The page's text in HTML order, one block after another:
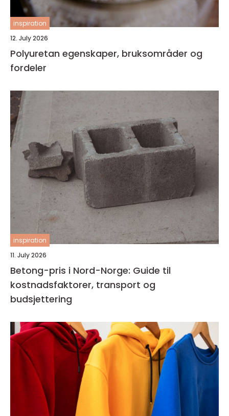
inspiration
12. July 2026
Polyuretan egenskaper, bruksområder og
fordeler
inspiration
11. July 2026
Betong-pris i Nord-Norge: Guide til
kostnadsfaktorer, transport og
budsjettering